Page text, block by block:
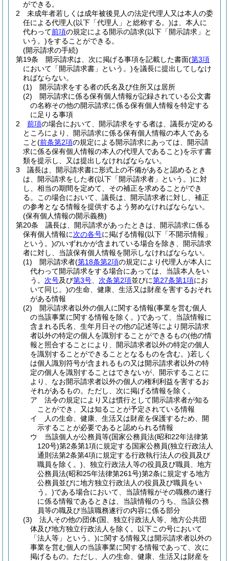
ができる。
2
未成年者若しくは成年被後見人の法定代理人又は本人の委
任による代理人(以下「代理人」と総称する。)は、本人に
代わって前項の規定による開示の請求(以下「開示請求」と
いう。)をすることができる。
(開示請求の手続)
第19条
開示請求は、次に掲げる事項を記載した書面(第3項
において「開示請求書」という。)を議長に提出してしなけ
ればならない。
(1)
開示請求をする者の氏名及び住所又は居所
(2)
開示請求に係る保有個人情報が記録されている公文書
の名称その他の開示請求に係る保有個人情報を特定する
に足りる事項
2
前項の場合において、開示請求をする者は、議長が定める
ところにより、開示請求に係る保有個人情報の本人である
こと(前条第2項の規定による開示請求にあっては、開示請
求に係る保有個人情報の本人の代理人であること)を示す書
類を提示し、又は提出しなければならない。
3
議長は、開示請求書に形式上の不備があると認めるとき
は、開示請求をした者(以下「開示請求者」という。)に対
し、相当の期間を定めて、その補正を求めることができ
る。
この場合において、議長は、開示請求者に対し、補正
の参考となる情報を提供するよう努めなければならない。
(保有個人情報の開示義務)
第20条
議長は、開示請求があったときは、開示請求に係る
保有個人情報に次の各号に掲げる情報(以下「不開示情報」
という。)のいずれかが含まれている場合を除き、開示請求
者に対し、当該保有個人情報を開示しなければならない。
(1)
開示請求者(第18条第2項の規定により代理人が本人に
代わって開示請求をする場合にあっては、当該本人をい
う。 次号及び第3号 次条第2項並びに第27条第1項にお
いて同じ。)の生命、健康、生活又は財産を害するおそれ
がある情報
(2)
開示請求者以外の個人に関する情報(事業を営む個人
の当該事業に関する情報を除く。)であって、当該情報に
含まれる氏名、生年月日その他の記述等により開示請求
者以外の特定の個人を識別することができるもの(他の情
報と照合することにより、開示請求者以外の特定の個人
を識別することができることとなるものを含む。)若しく
は個人識別符号が含まれるもの又は開示請求者以外の特
定の個人を識別することはできないが、開示することに
より、なお開示請求者以外の個人の権利利益を害するお
それがあるもの。 ただし、次に掲げる情報を除く。
ア
法令の規定により又は慣行として開示請求者が知る
ことができ、又は知ることが予定されている情報
イ
人の生命、健康、生活又は財産を保護するため、開
示することが必要であると認められる情報
ウ
当該個人が公務員等(国家公務員法(昭和22年法律第
120号)第2条第1項に規定する国家公務員(独立行政法人
通則法第2条第4項に規定する行政執行法人の役員及び
職員を除く。) 、独立行政法人等の役員及び職員、地方
公務員法(昭和25年法律第261号)第2条に規定する地方
公務員並びに地方独立行政法人の役員及び職員をい
う。)である場合において、当該情報がその職務の遂行
に係る情報であるときは、当該情報のうち、当該公務
員等の職及び当該職務遂行の内容に係る部分
(3)
法人その他の団体(国、独立行政法人等、地方公共団
体及び地方独立行政法人を除く。以下この号において
「法人等」という。)に関する情報又は開示請求者以外の
事業を営む個人の当該事業に関する情報であって、次に
掲げるもの。 ただし、人の生命、健康、生活又は財産を